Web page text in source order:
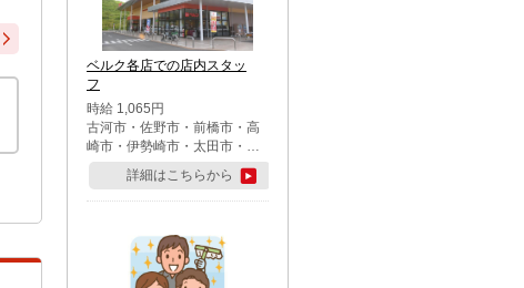
ベルク各店での店内スタッ
フ
時給 1,065円
古河市・佐野市・前橋市・高
崎市・伊勢崎市・太田市・館
林市・藤岡市・大泉町・さい
たま市北区・川越市・熊谷
市・行田市・秩父市・所沢
市・鶴ケ島市・千葉市中央
区・市川市・松戸市・習志野
市・柏市・流山市・八千代
詳細はこちらから